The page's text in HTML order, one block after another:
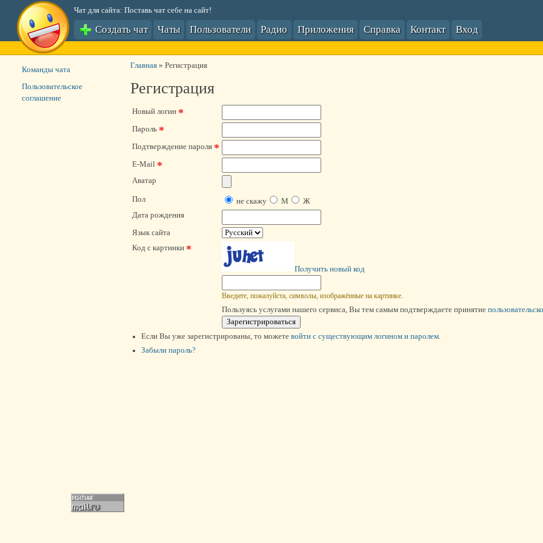
Чат для сайта: Поставь чат себе на сайт!
Создать чат Чаты Пользователи Радио Приложения Справка Контакт Вход
Главная» Регистрация
Регистрация
Новый логин *
Пароль *
Подтверждение пароля *
E-Mail *
Аватар
Пол не скажу М
Ж
Дата рождения
Язык сайта
Код с картинки *
Получить новый код
Введите, пожалуйста, символы, изображённые на картинке.
Пользуясь услугами нашего сервиса, Вы тем самым подтверждаете принятие
Если Вы уже зарегистрированы, то можете войти c существующим логином и паролем.
Забыли пароль?
Команды чата
Пользовательское
соглашение